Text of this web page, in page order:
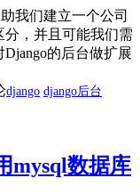
我们建立一个公司
分，并且可能我们需
的后台做扩展
django django后台
mysql数据库